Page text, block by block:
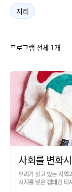
지리
프로그램 전체 1개
사회를 변화
우리가 살고 있는 지역
시지를 넣은 캠페인 티